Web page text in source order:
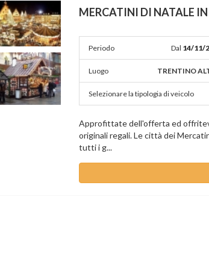
MERCATINI DI NATALE
Periodo Dal 14/11/
Luogo TRENTINO
Selezionare la tipologia di veicolo
Approfittate dell'offerta ed
originali regali. Le città dei
tutti i g...